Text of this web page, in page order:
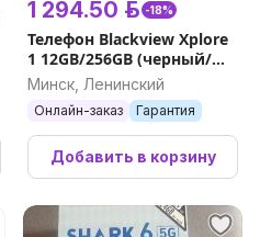
1 294.50 р. -18%
Телефон Blackview Xplore
1 12GB/256GB (черный/
оранжевый)
Минск, Ленинский
Онлайн-заказ Гарантия
Добавить в корзину